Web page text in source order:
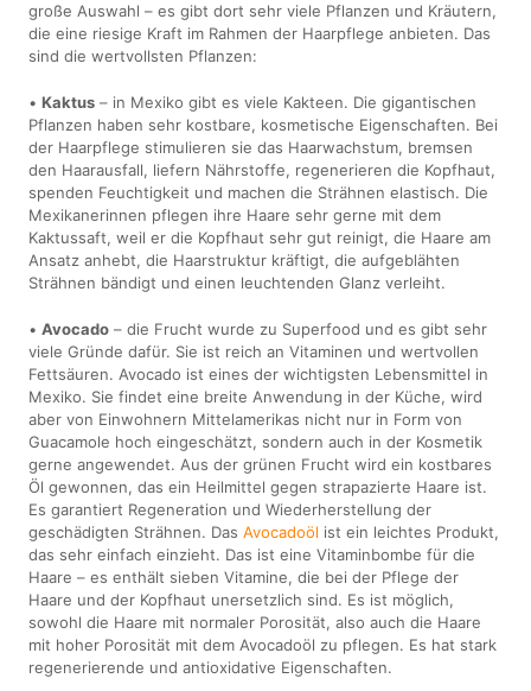
große Auswahl – es gibt dort sehr viele Pflanzen und Kräutern,
die eine riesige Kraft im Rahmen der Haarpflege anbieten. Das
sind die wertvollsten Pflanzen:
•Kaktus – in Mexiko gibt es viele Kakteen. Die gigantischen
Pflanzen haben sehr kostbare, kosmetische Eigenschaften. Bei
der Haarpflege stimulieren sie das Haarwachstum, bremsen
den Haarausfall, liefern Nährstoffe, regenerieren die Kopfhaut,
spenden Feuchtigkeit und machen die Strähnen elastisch. Die
Mexikanerinnen pflegen ihre Haare sehr gerne mit dem
Kaktussaft, weil er die Kopfhaut sehr gut reinigt, die Haare am
Ansatz anhebt, die Haarstruktur kräftigt, die aufgeblähten
Strähnen bändigt und einen leuchtenden Glanz verleiht.
•Avocado – die Frucht wurde zu Superfood und es gibt sehr
viele Gründe dafür. Sie ist reich an Vitaminen und wertvollen
Fettsäuren. Avocado ist eines der wichtigsten Lebensmittel in
Mexiko. Sie findet eine breite Anwendung in der Küche, wird
aber von Einwohnern Mittelamerikas nicht nur in Form von
Guacamole hoch eingeschätzt, sondern auch in der Kosmetik
gerne angewendet. Aus der grünen Frucht wird ein kostbares
Öl gewonnen, das ein Heilmittel gegen strapazierte Haare ist.
Es garantiert Regeneration und Wiederherstellung der
geschädigten Strähnen. DasAvocadoöl ist ein leichtes Produkt,
das sehr einfach einzieht. Das ist eine Vitaminbombe für die
Haare – es enthält sieben Vitamine, die bei der Pflege der
Haare und der Kopfhaut unersetzlich sind. Es ist möglich,
sowohl die Haare mit normaler Porosität, also auch die Haare
mit hoher Porosität mit dem Avocadoöl zu pflegen. Es hat stark
regenerierende und antioxidative Eigenschaften.